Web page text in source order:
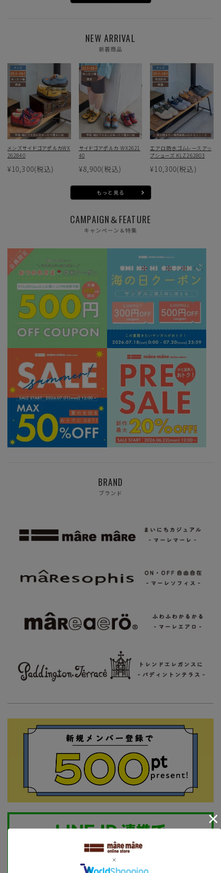
NEW ARRIVAL
新着商品
メンズサイドゴアポルカWX
262840
¥10,300(税込)
サイドゴアポルカ WX2621
40
¥8,900(税込)
エアロ防水ゴムレースアッ
プシューズ KLZ262803
¥10,300(税込)
もっと見る
CAMPAIGN＆FEATURE
キャンペーン＆特集
BRAND
ブランド